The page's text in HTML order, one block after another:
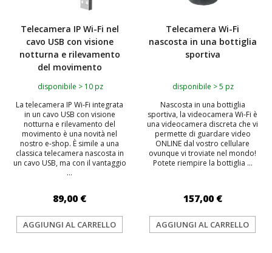
Telecamera IP Wi-Fi nel
cavo USB con visione
notturna e rilevamento
del movimento
disponibile > 10 pz
La telecamera IP Wi-Fi integrata
in un cavo USB con visione
notturna e rilevamento del
movimento è una novità nel
nostro e-shop. È simile a una
classica telecamera nascosta in
un cavo USB, ma con il vantaggio
...
89,00 €
AGGIUNGI AL CARRELLO
Telecamera Wi-Fi
nascosta in una bottiglia
sportiva
disponibile > 5 pz
Nascosta in una bottiglia
sportiva, la videocamera Wi-Fi è
una videocamera discreta che vi
permette di guardare video
ONLINE dal vostro cellulare
ovunque vi troviate nel mondo!
Potete riempire la bottiglia ...
157,00 €
AGGIUNGI AL CARRELLO